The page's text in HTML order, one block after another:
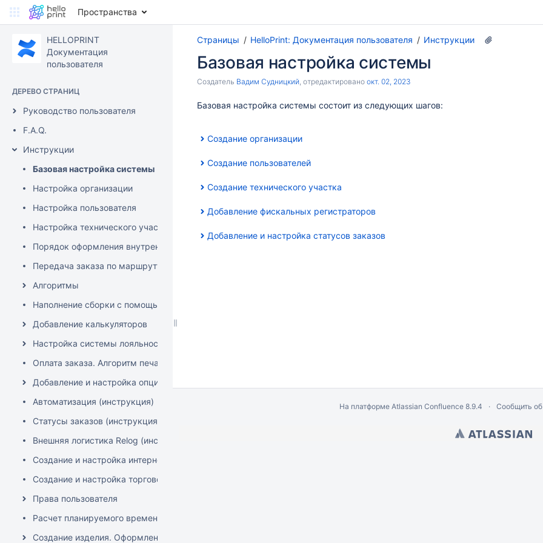
Пространства
HELLOPRINT
Документация
пользователя
ДЕРЕВО СТРАНИЦ
Руководство пользователя
F.A.Q.
Инструкции
Базовая настройка системы
Настройка организации
Настройка пользователя
Настройка технического участка
Порядок оформления внутренней заявки
Передача заказа по маршруту
Алгоритмы
Наполнение сборки с помощью XLS документов (MS Excel, LibreOffice Calc)
Добавление калькуляторов
Настройка системы лояльности
Оплата заказа. Алгоритм печати чеков "Аванс" и "Полный расчет"
Добавление и настройка опций калькуляторов
Автоматизация (инструкция)
Статусы заказов (инструкция)
Внешняя логистика Relog (инструкция)
Создание и настройка интернет-эквайринга ЮКаssа (онлайн оплата)
Создание и настройка торгового эквайринга (фискальные регистраторы)
Права пользователя
Расчет планируемого времени изготовления изделия
Создание изделия. Оформление заказа
Страницы HelloPrint: Документация пользователя Инструкции
Базовая настройка системы
Создатель Вадим Судницкий, отредактировано окт. 02, 2023
Базовая настройка системы состоит из следующих шагов:
Создание организации
Создание пользователей
Создание технического участка
Добавление фискальных регистраторов
Добавление и настройка статусов заказов
На платформе Atlassian Confluence 8.9.4 Сообщить